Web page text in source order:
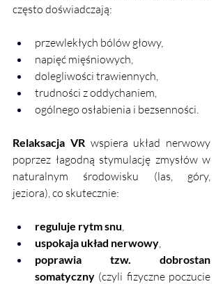
często doświadczają:
przewlekłych bólów głowy,
napięć mięśniowych,
dolegliwości trawiennych,
trudności z oddychaniem,
ogólnego osłabienia i bezsenności.
Relaksacja VR wspiera układ nerwowy
poprzez łagodną stymulację zmysłów w
naturalnym środowisku (las, góry,
jeziora), co skutecznie:
reguluje rytm snu
uspokaja układ nerwowy
poprawia tzw. dobrostan
somatyczny (czyli fizyczne poczucie